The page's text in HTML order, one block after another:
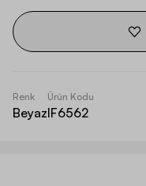
Renk
Beyaz
Ürün Kodu
IF6562